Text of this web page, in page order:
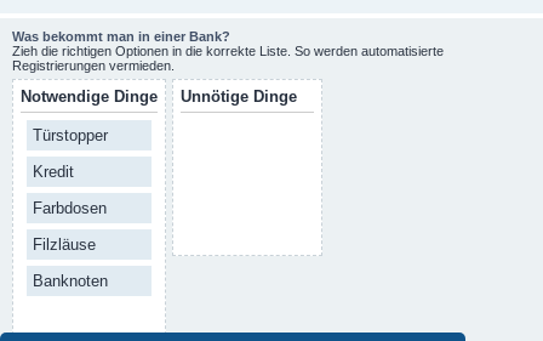
Was bekommt man in einer Bank?
Zieh die richtigen Optionen in die korrekte Liste. So werden automatisierte
Registrierungen vermieden.
Notwendige Dinge
Türstopper
Kredit
Farbdosen
Filzläuse
Banknoten
Unnötige Dinge